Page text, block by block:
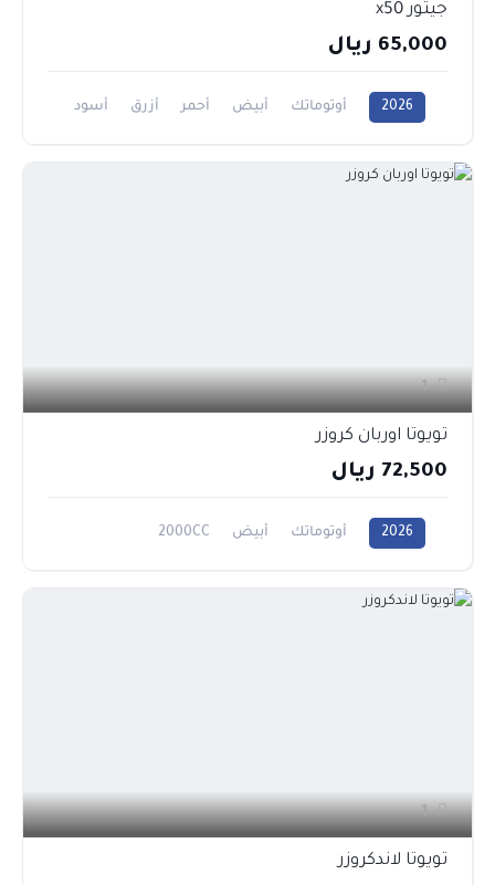
جيتور x50
65,000 ريال
2026 أوتوماتك أبيض أحمر أزرق
أسود
1
تويوتا اوربان كروزر
72,500 ريال
2026 أوتوماتك أبيض 2000CC
1
تويوتا لاندكروزر